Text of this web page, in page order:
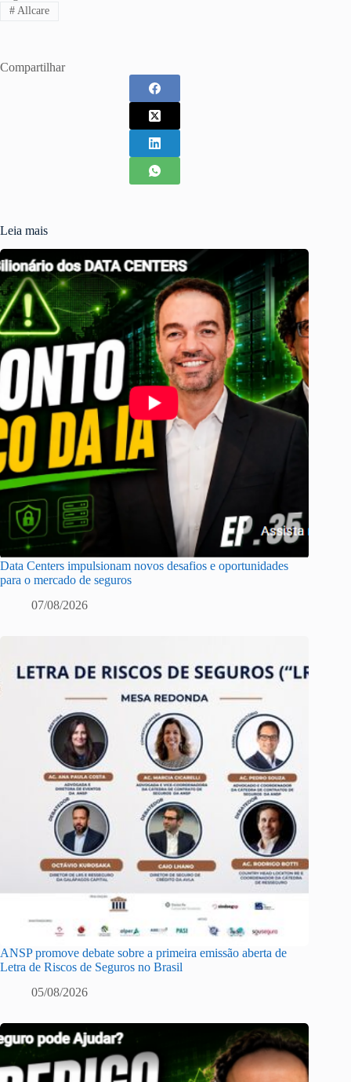
#Allcare
Compartilhar
Leia mais
Data Centers impulsionam novos desafios e oportunidades
para o mercado de seguros
07/08/2026
ANSP promove debate sobre a primeira emissão aberta de
Letra de Riscos de Seguros no Brasil
05/08/2026